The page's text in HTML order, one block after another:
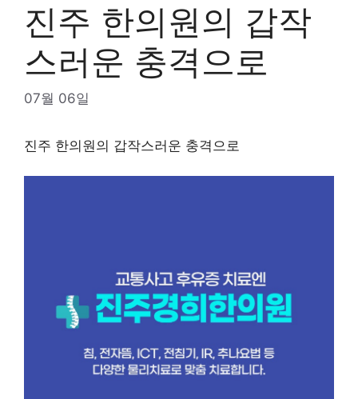
진주 한의원의 갑작
스러운 충격으로
07월 06일
진주 한의원의 갑작스러운 충격으로